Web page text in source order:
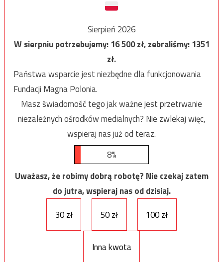
Sierpień 2026
W sierpniu potrzebujemy:16 500zł, zebraliśmy:1351
zł.
Państwa wsparcie jest niezbędne dla funkcjonowania
Fundacji Magna Polonia.
Masz świadomość tego jak ważne jest przetrwanie
niezależnych ośrodków medialnych? Nie zwlekaj więc,
wspieraj nas już od teraz.
8%
Uważasz, że robimy dobrą robotę? Nie czekaj zatem
do jutra, wspieraj nas od dzisiaj.
30 zł
50 zł 100 zł
Inna kwota